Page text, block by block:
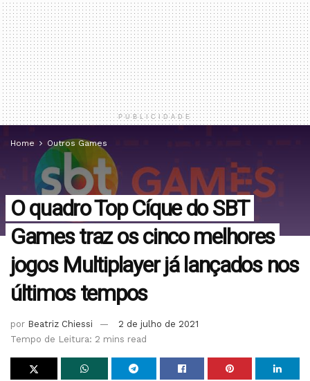
PUBLICIDADE
Home Outros Games
O quadro Top Cíque do SBT
Games traz os cinco melhores
jogos Multiplayer já lançados nos
últimos tempos
por Beatriz Chiessi
2 de julho de 2021
Tempo de Leitura: 2 mins read